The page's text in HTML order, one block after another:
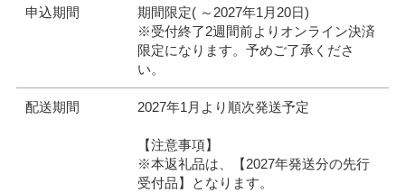
申込期間
期間限定( ～2027年1月20日)
※受付終了2週間前よりオンライン決済
限定になります。予めご了承くださ
い。
配送期間 2027年1月より順次発送予定
【注意事項】
※本返礼品は、【2027年発送分の先行
受付品】となります。